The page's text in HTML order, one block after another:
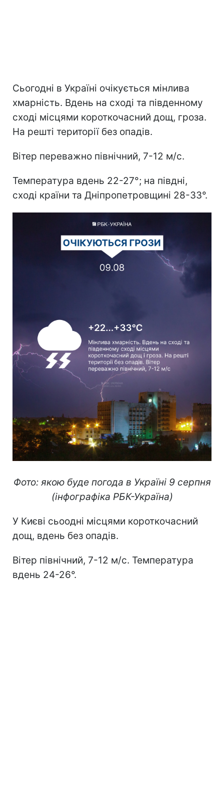
Сьогодні в Україні очікується мінлива
хмарність. Вдень на сході та південному
сході місцями короткочасний дощ, гроза.
На решті території без опадів.
Вітер переважно північний, 7-12 м/с.
Температура вдень 22-27°; на півдні,
сході країни та Дніпропетровщині 28-33°.
Фото: якою буде погода в Україні 9 серпня
(інфографіка РБК-Україна)
У Києві сьоодні місцями короткочасний
дощ, вдень без опадів.
Вітер північний, 7-12 м/с. Температура
вдень 24-26°.